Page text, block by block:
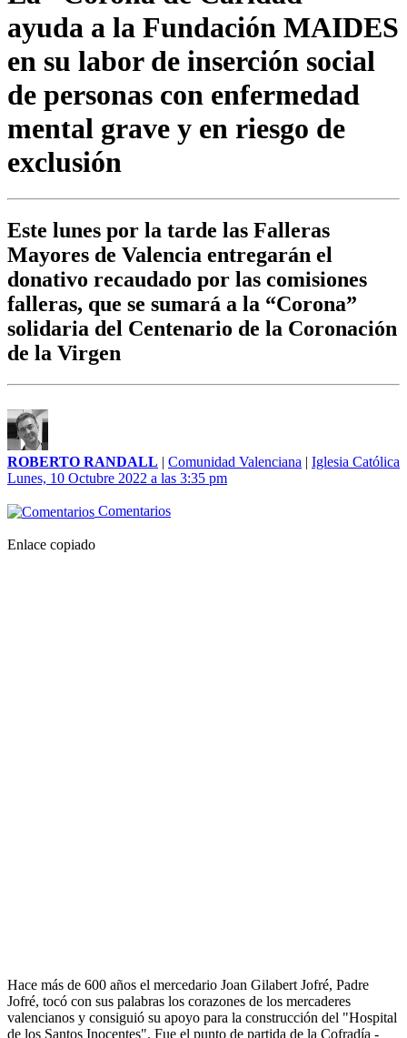
ayuda a la Fundación MAIDES
en su labor de inserción social
de personas con enfermedad
mental grave y en riesgo de
exclusión
Este lunes por la tarde las Falleras
Mayores de Valencia entregarán el
donativo recaudado por las comisiones
falleras, que se sumará a la “Corona”
solidaria del Centenario de la Coronación
de la Virgen
ROBERTO RANDALL | Comunidad Valenciana | Iglesia Católica
Lunes, 10 Octubre 2022 a las 3:35 pm
Comentarios
Enlace copiado
Hace más de 600 años el mercedario Joan Gilabert Jofré, Padre
Jofré, tocó con sus palabras los corazones de los mercaderes
valencianos y consiguió su apoyo para la construcción del "Hospital
de los Santos Inocentes". Fue el punto de partida de la Cofradía -